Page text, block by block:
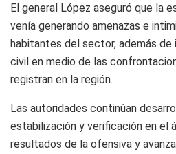
El general López aseguró que la
venía generando amenazas e
habitantes del sector, además de
civil en medio de las
registran en la región.
Las autoridades continúan
estabilización y verificación en el
resultados de la ofensiva y